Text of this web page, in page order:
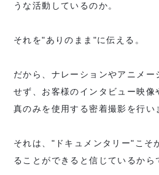
うな活動しているのか。
それを"ありのまま"に伝える。
だから、ナレーションやアニメー
せず、 お客様のインタビュー映像
真のみを使用する密着撮影を行い
それは、"ドキュメンタリー"こそ
ることができると信じているから